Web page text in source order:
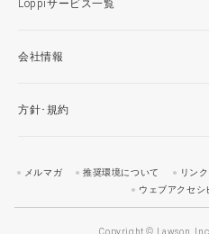
Loppiサービス一覧
会社情報
方針･規約
メルマガ 推奨環境について リン
ウェブアクセシ
Copyright © Lawson,